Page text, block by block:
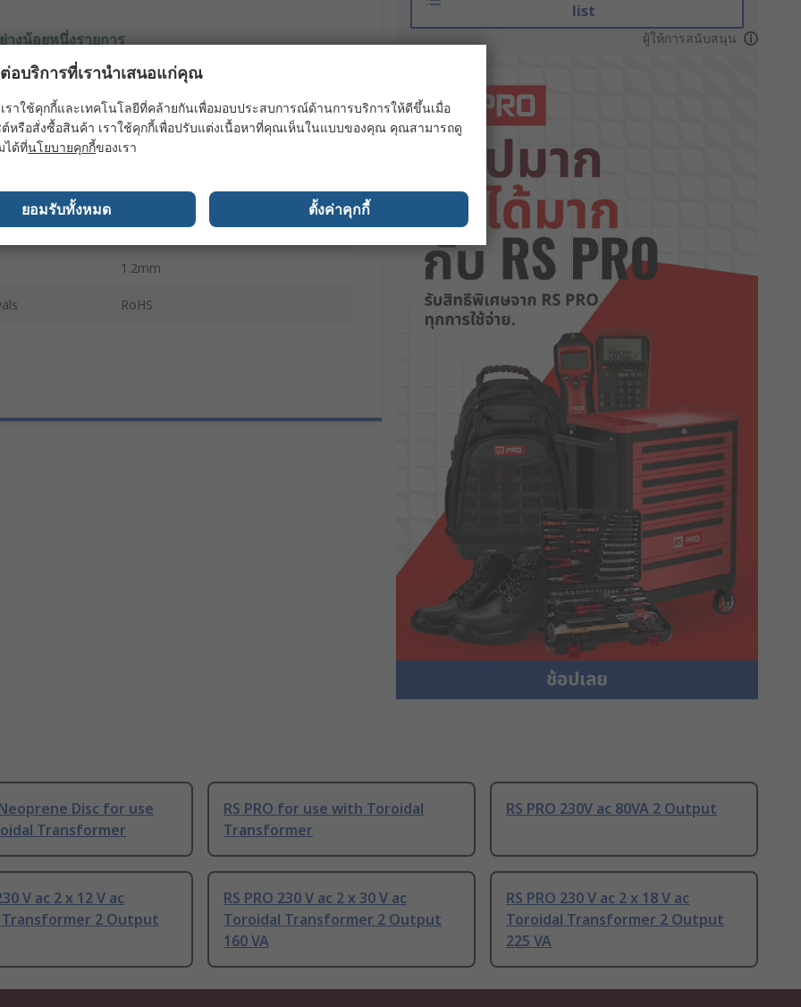
list
ผู้ให้การสนับสนุน
งน้อยหนึ่งรายการ
ค่า
RS PRO
Transformer Accessory
Toroidal Transformer
1.2mm
RoHS
Neoprene Disc for use
Transformer
RS PRO for use with Toroidal
Transformer
RS PRO 230V ac 80VA 2 Output
V ac 2 x 12 V ac
2 Output
RS PRO 230 V ac 2 x 30 V ac
Toroidal Transformer 2 Output
160 VA
RS PRO 230 V ac 2 x 18 V ac
Toroidal Transformer 2 Output
225 VA
อบริการที่เรานำเสนอแก่คุณ
ราใช้คุกกี้และเทคโนโลยีที่คล้ายกันเพื่อมอบประสบการณ์ด้านการบริการให้ดีขึ้นเมื่อ
หรือสั่งซื้อสินค้า เราใช้คุกกี้เพื่อปรับแต่งเนื้อหาที่คุณเห็นในแบบของคุณ คุณสามารถดู
ได้ที่นโยบายคุกกี้ของเรา
ยอมรับทั้งหมด ตั้งค่าคุกกี้